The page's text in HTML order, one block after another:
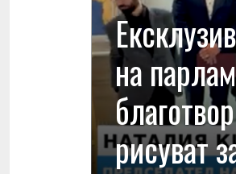
на
рисуват